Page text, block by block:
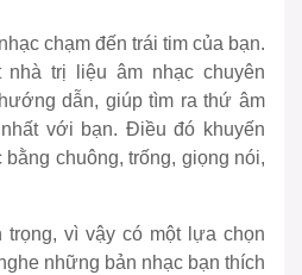
chạm đến trái tim của bạn.
trị liệu âm nhạc chuyên
dẫn, giúp tìm ra thứ âm
với bạn. Điều đó khuyến
bằng chuông, trống, giọng nói,
vì vậy có một lựa chọn
những bản nhạc bạn thích